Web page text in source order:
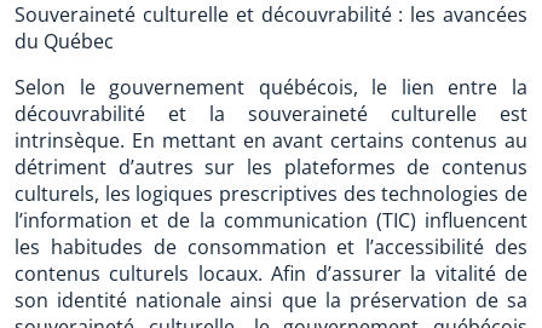
Souveraineté culturelle et découvrabilité : les avancées
du Québec
Selon le gouvernement québécois, le lien entre la
découvrabilité et la souveraineté culturelle est
intrinsèque. En mettant en avant certains contenus au
détriment d’autres sur les plateformes de contenus
culturels, les logiques prescriptives des technologies de
l’information et de la communication (TIC) influencent
les habitudes de consommation et l’accessibilité des
contenus culturels locaux. Afin d’assurer la vitalité de
son identité nationale ainsi que la préservation de sa